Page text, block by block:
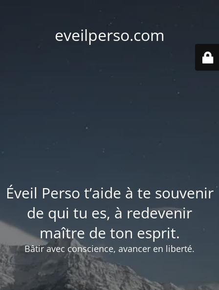
eveilperso.com
Éveil Perso t’aide à te souvenir
de qui tu es, à redevenir
maître de ton esprit.
Bâtir avec conscience, avancer en liberté.